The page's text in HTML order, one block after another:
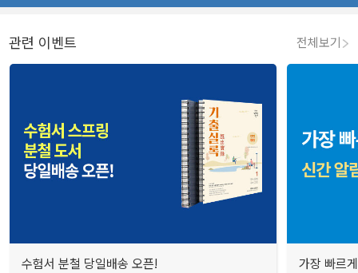
관련 이벤트 전체보기
수험서 분철 당일배송 오픈!
가장 빠르